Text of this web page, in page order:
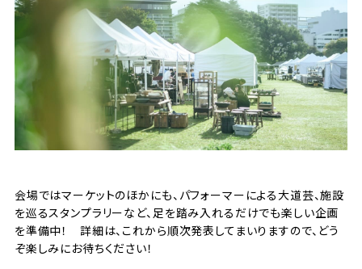
会場ではマーケットのほかにも、パフォーマーによる大道芸、施設
を巡るスタンプラリーなど、足を踏み入れるだけでも楽しい企画
を準備中！ 詳細は、これから順次発表してまいりますので、どう
ぞ楽しみにお待ちください！